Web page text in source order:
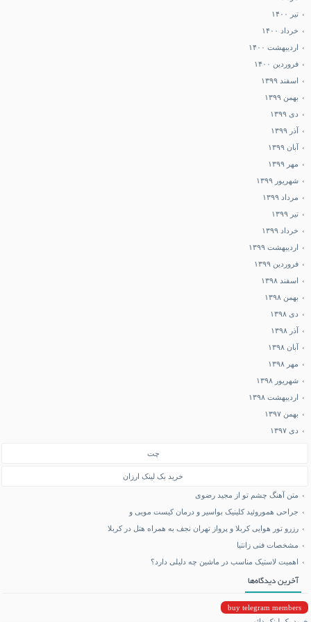
تیر ۱۴۰۰
خرداد ۱۴۰۰
اردیبهشت ۱۴۰۰
فروردین ۱۴۰۰
اسفند ۱۳۹۹
بهمن ۱۳۹۹
دی ۱۳۹۹
آذر ۱۳۹۹
آبان ۱۳۹۹
مهر ۱۳۹۹
شهریور ۱۳۹۹
مرداد ۱۳۹۹
تیر ۱۳۹۹
خرداد ۱۳۹۹
اردیبهشت ۱۳۹۹
فروردین ۱۳۹۹
اسفند ۱۳۹۸
بهمن ۱۳۹۸
دی ۱۳۹۸
آذر ۱۳۹۸
آبان ۱۳۹۸
مهر ۱۳۹۸
شهریور ۱۳۹۸
اردیبهشت ۱۳۹۸
بهمن ۱۳۹۷
دی ۱۳۹۷
چت
خرید بک لینک ارزان
متن آهنگ چشم تو از مجید رضوی
جراحی هموروئید کلینیک بواسیر و درمان کیست مویی و
رزرو تور هوایی کربلا و پرواز تهران نجف به همراه هتل در کربلا
مشخصات فنی زانتیا
اهمیت لاستیک مناسب در ماشین چه دلیلی دارد؟
آخرین دیدگاه‌ها
buy telegram members